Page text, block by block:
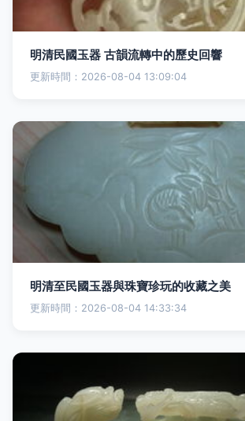
明清民國玉器 古韻流轉中的歷史回響
更新時間：2026-08-04 13:09:04
明清至民國玉器與珠寶珍玩的收藏之美
更新時間：2026-08-04 14:33:34